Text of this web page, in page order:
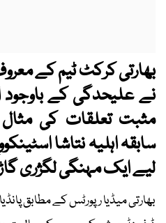
بھارتی کرکٹ ٹیم کے
نے علیحدگی کے
مثبت تعلقات کی مثال
سابقہ اہلیہ نتاشا
لیے ایک مہنگی لگژری
بھارتی میڈیا رپورٹس کے مطابق